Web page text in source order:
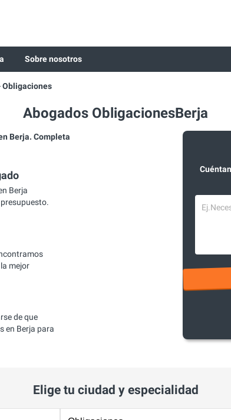
Sobre nosotros
Obligaciones
Abogados ObligacionesBerja
Berja. Completa
Berja
mejor
de que
en Berja para
Elige tu ciudad y especialidad